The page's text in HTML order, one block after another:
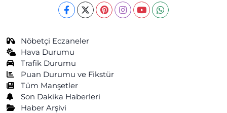
Nöbetçi Eczaneler
Hava Durumu
Trafik Durumu
Puan Durumu ve Fikstür
Tüm Manşetler
Son Dakika Haberleri
Haber Arşivi